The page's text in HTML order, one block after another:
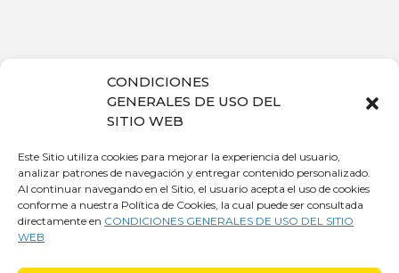
CONDICIONES
GENERALES DE USO DEL
SITIO WEB
Este Sitio utiliza cookies para mejorar la experiencia del usuario,
analizar patrones de navegación y entregar contenido personalizado.
Al continuar navegando en el Sitio, el usuario acepta el uso de cookies
conforme a nuestra Política de Cookies, la cual puede ser consultada
directamente en CONDICIONES GENERALES DE USO DEL SITIO
WEB